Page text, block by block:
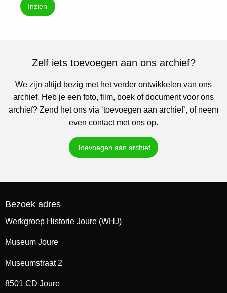
Inzien
Zelf iets toevoegen aan ons archief?
We zijn altijd bezig met het verder ontwikkelen van ons
archief. Heb je een foto, film, boek of document voor ons
archief? Zend het ons via ‘toevoegen aan archief’, of neem
even contact met ons op.
Toevoegen aan archief
Bezoek adres
Werkgroep Historie Joure (WHJ)
Museum Joure
Museumstraat 2
8501 CD Joure